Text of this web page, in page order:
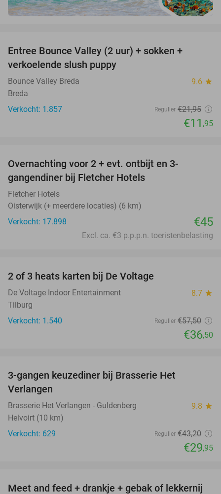
Entree Bounce Valley (2 uur) + sokken +
verkoelende slush puppy
Bounce Valley Breda 9.6 star
Breda
Verkocht: 1.857
Regulier €21,95
€11 ,95
Overnachting voor 2 + evt. ontbijt en 3-
gangendiner bij Fletcher Hotels
Fletcher Hotels
Oisterwijk (+ meerdere locaties) (6 km)
Verkocht: 17.898
€45
Excl. ca. €3 p.p.p.n. toeristenbelasting
2 of 3 heats karten bij De Voltage
De Voltage Indoor Entertainment 8.7 star
Tilburg
Verkocht: 1.540
Regulier €57,50
€36,50
3-gangen keuzediner bij Brasserie Het
Verlangen
Brasserie Het Verlangen - Guldenberg 9.8 star
Helvoirt (10 km)
Verkocht: 629
Regulier €43,20
€29,95
Meet and feed + drankje + gebak of lekkernij